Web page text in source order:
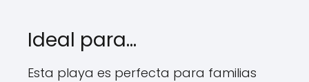
Ideal para…
Esta playa es perfecta para familias